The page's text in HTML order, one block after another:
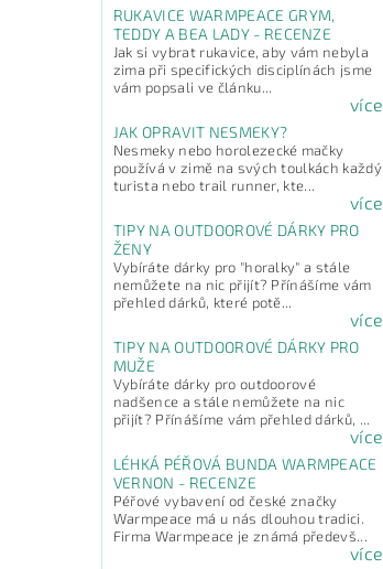
RUKAVICE WARMPEACE GRYM,
TEDDY A BEA LADY - RECENZE
Jak si vybrat rukavice, aby vám nebyla
zima při specifických disciplínách jsme
vám popsali ve článku...
více
JAK OPRAVIT NESMEKY?
Nesmeky nebo horolezecké mačky
používá v zimě na svých toulkách každý
turista nebo trail runner, kte...
více
TIPY NA OUTDOOROVÉ DÁRKY PRO
ŽENY
Vybíráte dárky pro "horalky" a stále
nemůžete na nic přijít? Přínášíme vám
přehled dárků, které potě...
více
TIPY NA OUTDOOROVÉ DÁRKY PRO
MUŽE
Vybíráte dárky pro outdoorové
nadšence a stále nemůžete na nic
přijít? Přínášíme vám přehled dárků, ...
více
LÉHKÁ PÉŘOVÁ BUNDA WARMPEACE
VERNON - RECENZE
Péřové vybavení od české značky
Warmpeace má u nás dlouhou tradici.
Firma Warmpeace je známá předevš...
více